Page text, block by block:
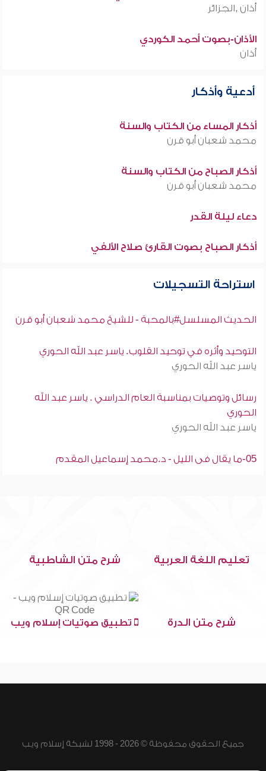
أذان ,الجزائر
الأذان-بصوت أحمد الكوردي
أذان
أدعية وأذكار
أذكار المساء من الكتاب والسنة
محمد شعبان أبو قرن
أذكار الصباح من الكتاب والسنة
محمد شعبان أبو قرن
دعاء ليلة القدر
أذكار الصباح بصوت القارئ صلاح الألفي
استراحة التسجيلات
الحديث المسلسل#بالمحبة - للشيخ محمد شعبان أبو قرن
التوحيد وأثره في توحيد القلوب. ياسر عبد الله الحوري
ياسر عبد الله الحوري
رسائل وتوصيات بمناسبة العام الدراسي . ياسر عبد الله
الحوري
ياسر عبد الله الحوري
05-ما يقال فى الليل - د.محمد إسماعيل المقدم
تعليم اللغة العربية شرح متن الشاطبية
شرح متن الدرة تطبيق صوتيات إسلام ويب
جميع الحقوق محفوظة © 2026 - 1998 لشبكة إسلام ويب